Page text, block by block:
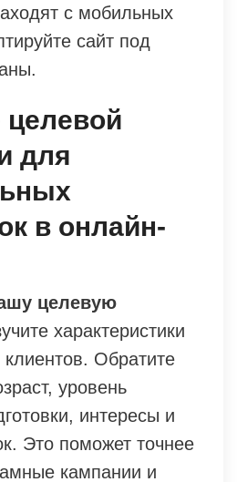
с мобильных
сайт под
целевой
для
в онлайн-
целевую
характеристики
Обратите
уровень
интересы и
Это поможет точнее
кампании и